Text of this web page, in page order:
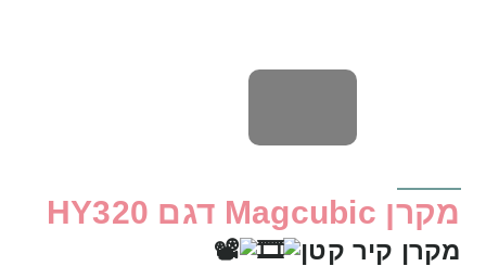
מקרן Magcubic דגם HY320
מקרן קיר קטן